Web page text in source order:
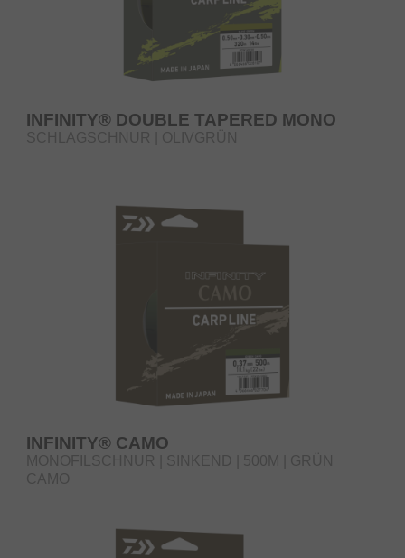
INFINITY® DOUBLE TAPERED MONO
SCHLAGSCHNUR | OLIVGRÜN
INFINITY® CAMO
MONOFILSCHNUR | SINKEND | 500M | GRÜN
CAMO